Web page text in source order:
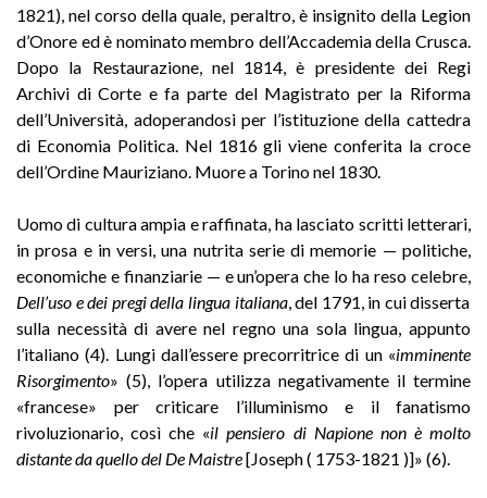
1821), nel corso della quale, peraltro, è insignito della Legion
d’Onore ed è nominato membro dell’Accademia della Crusca.
Dopo la Restaurazione, nel 1814, è presidente dei Regi
Archivi di Corte e fa parte del Magistrato per la Riforma
dell’Università, adoperandosi per l’istituzione della cattedra
di Economia Politica. Nel 1816 gli viene conferita la croce
dell’Ordine Mauriziano. Muore a Torino nel 1830.
Uomo di cultura ampia e raffinata, ha lasciato scritti letterari,
in prosa e in versi, una nutrita serie di memorie — politiche,
economiche e finanziarie — e un’opera che lo ha reso celebre,
Dell’uso e dei pregi della lingua italiana, del 1791, in cui disserta
sulla necessità di avere nel regno una sola lingua, appunto
l’italiano (4). Lungi dall’essere precorritrice di un «imminente
Risorgimento» (5), l’opera utilizza negativamente il termine
«francese» per criticare l’illuminismo e il fanatismo
rivoluzionario, così che «il pensiero di Napione non è molto
distante da quello del De Maistre[Joseph ( 1753-1821 )]» (6).